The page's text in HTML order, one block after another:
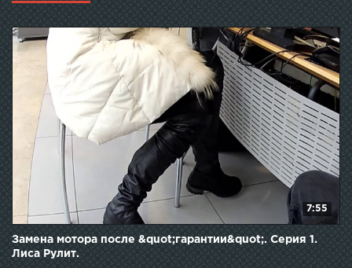
7:55
Замена мотора после &quot;гарантии&quot;. Серия 1.
Лиса Рулит.